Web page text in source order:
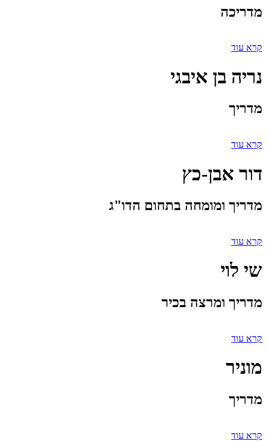
מדריכה
קרא עוד
נריה בן איבגי
מדריך
קרא עוד
דור אבן-כץ
מדריך ומומחה בתחום הדו"ג
קרא עוד
שי לוי
מדריך ומרצה בכיר
קרא עוד
מוניר
מדריך
קרא עוד